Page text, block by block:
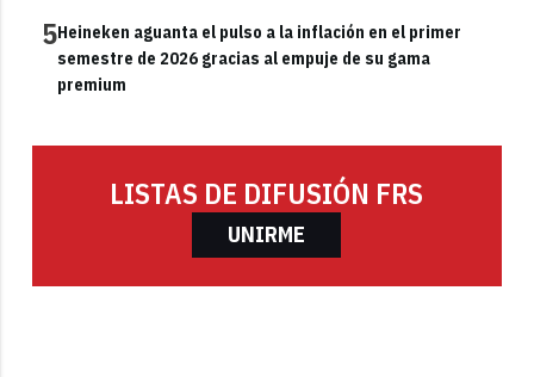
5Heineken aguanta el pulso a la inflación en el primer
semestre de 2026 gracias al empuje de su gama
premium
LISTAS DE DIFUSIÓN FRS
UNIRME